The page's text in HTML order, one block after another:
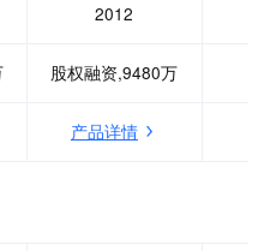
建良性创作环境，
秀数字创意作品，
2012
股权融资,9480万
产品详情